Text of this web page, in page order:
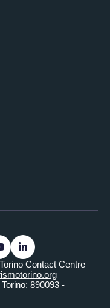
Contact Centre
890093 -